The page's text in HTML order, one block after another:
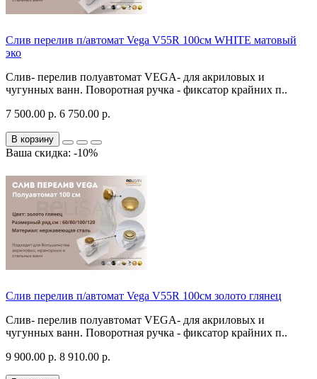
Слив перелив п/автомат Vega V55R 100см WHITE матовый
эко
Слив- перелив полуавтомат VEGA- для акриловых и
чугунных ванн. Поворотная ручка - фиксатор крайних п..
7 500.00 р. 6 750.00 р.
В корзину
Ваша скидка: -10%
Слив перелив п/автомат Vega V55R 100см золото глянец
Слив- перелив полуавтомат VEGA- для акриловых и
чугунных ванн. Поворотная ручка - фиксатор крайних п..
9 900.00 р. 8 910.00 р.